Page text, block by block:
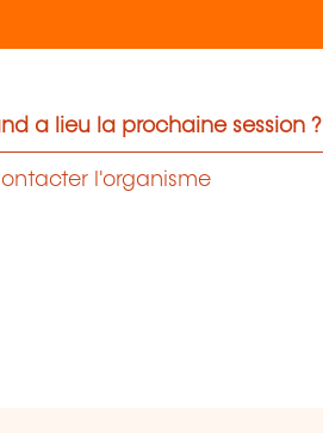
a lieu la prochaine session ?
l'organisme